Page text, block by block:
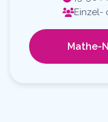
Einzel-
Mathe-